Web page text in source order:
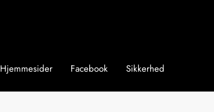
Hjemmesider Facebook Sikkerhed